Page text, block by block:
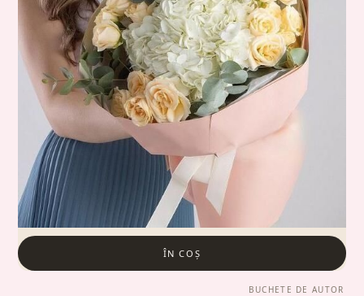
ÎN COȘ
BUCHETE DE AUTOR